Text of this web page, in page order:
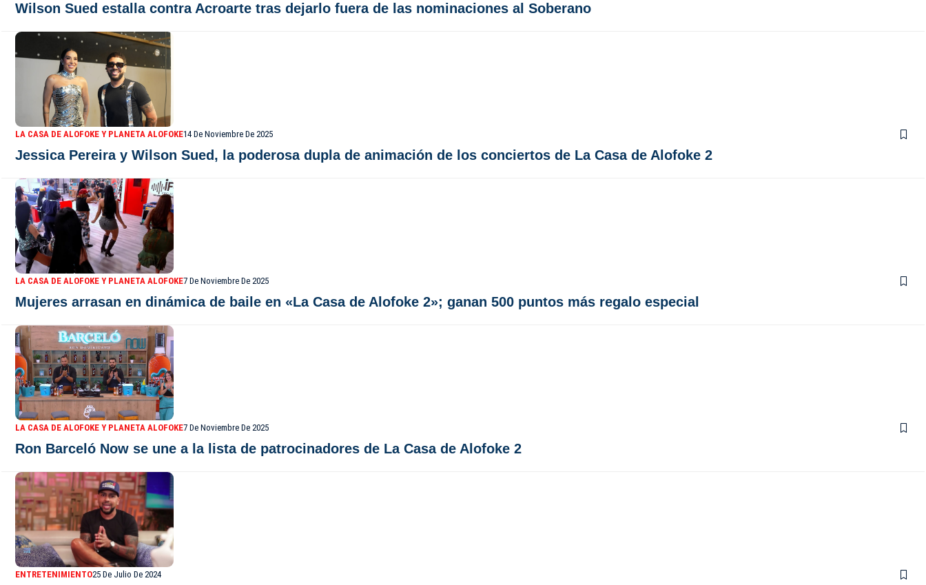
Wilson Sued estalla contra Acroarte tras dejarlo fuera de las nominaciones al Soberano
LA CASA DE ALOFOKE Y PLANETA ALOFOKE14 De Noviembre De 2025
Jessica Pereira y Wilson Sued, la poderosa dupla de animación de los conciertos de La Casa de Alofoke 2
LA CASA DE ALOFOKE Y PLANETA ALOFOKE7 De Noviembre De 2025
Mujeres arrasan en dinámica de baile en «La Casa de Alofoke 2»; ganan 500 puntos más regalo especial
LA CASA DE ALOFOKE Y PLANETA ALOFOKE7 De Noviembre De 2025
Ron Barceló Now se une a la lista de patrocinadores de La Casa de Alofoke 2
ENTRETENIMIENTO25 De Julio De 2024